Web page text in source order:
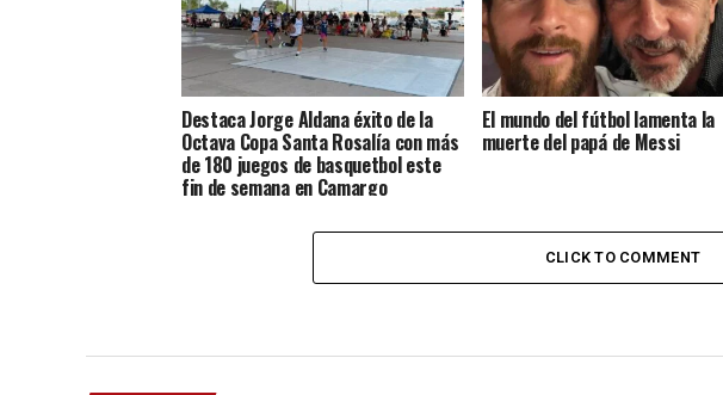
Destaca Jorge Aldana éxito de la
Octava Copa Santa Rosalía con más
de 180 juegos de basquetbol este
fin de semana en Camargo
El mundo del fútbol lamenta la
muerte del papá de Messi
CLICK TO COMMENT